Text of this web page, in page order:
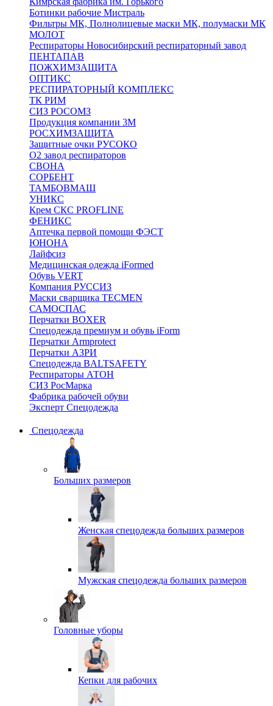
Ботинки рабочие Мистраль
Фильтры МК, Полнолицевые маски МК, полумаски МК
МОЛОТ
Респираторы Новосибирский респираторный завод
ПЕНТАПАВ
ПОЖХИМЗАЩИТА
ОПТИКС
РЕСПИРАТОРНЫЙ КОМПЛЕКС
ТК РИМ
СИЗ РОСОМЗ
Продукция компании 3M
РОСХИМЗАЩИТА
Защитные очки РУСОКО
О2 завод респираторов
СВОНА
СОРБЕНТ
ТАМБОВМАШ
УНИКС
Крем СКС PROFLINE
ФЕНИКС
Аптечка первой помощи ФЭСТ
ЮНОНА
Лайфсиз
Медицинская одежда iFormed
Обувь VERT
Компания РУССИЗ
Маски сварщика TECMEN
САМОСПАС
Перчатки BOXER
Спецодежда премиум и обувь iForm
Перчатки Armprotect
Перчатки АЗРИ
Спецодежда BALTSAFETY
Респираторы АТОН
СИЗ РосМарка
Фабрика рабочей обуви
Эксперт Спецодежда
Спецодежда
Больших размеров
Женская спецодежда больших размеров
Мужская спецодежда больших размеров
Головные уборы
Кепки для рабочих